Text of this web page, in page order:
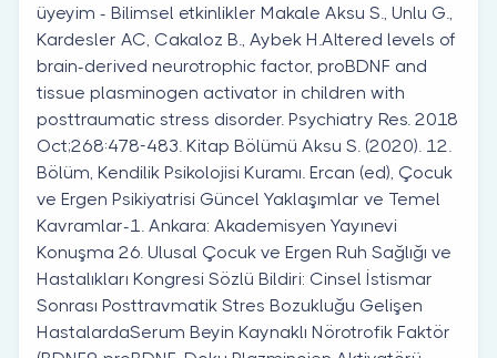
üyeyim - Bilimsel etkinlikler Makale Aksu S., Unlu G.,
Kardesler AC, Cakaloz B., Aybek H.Altered levels of
brain-derived neurotrophic factor, proBDNF and
tissue plasminogen activator in children with
posttraumatic stress disorder. Psychiatry Res. 2018
Oct;268:478-483. Kitap Bölümü Aksu S. (2020). 12.
Bölüm, Kendilik Psikolojisi Kuramı. Ercan (ed), Çocuk
ve Ergen Psikiyatrisi Güncel Yaklaşımlar ve Temel
Kavramlar-1. Ankara: Akademisyen Yayınevi
Konuşma 26. Ulusal Çocuk ve Ergen Ruh Sağlığı ve
Hastalıkları Kongresi Sözlü Bildiri: Cinsel İstismar
Sonrası Posttravmatik Stres Bozukluğu Gelişen
HastalardaSerum Beyin Kaynaklı Nörotrofik Faktör